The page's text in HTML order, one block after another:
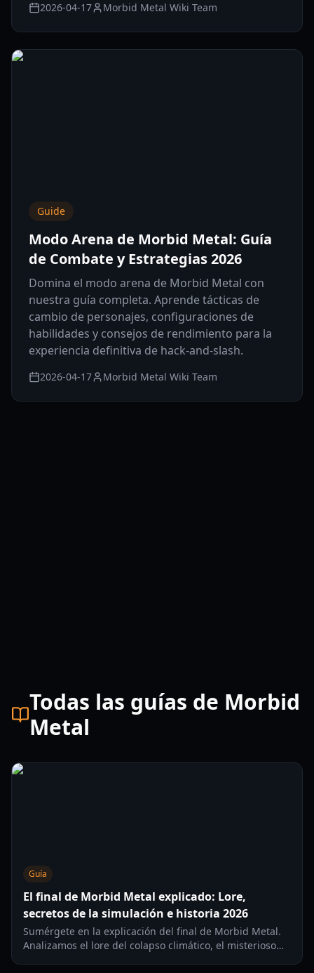
2026-04-17 Morbid Metal Wiki Team
Guide
Modo Arena de Morbid Metal: Guía
de Combate y Estrategias 2026
Domina el modo arena de Morbid Metal con
nuestra guía completa. Aprende tácticas de
cambio de personajes, configuraciones de
habilidades y consejos de rendimiento para la
experiencia definitiva de hack-and-slash.
2026-04-17 Morbid Metal Wiki Team
Todas las guías de Morbid
Metal
Guía
El final de Morbid Metal explicado: Lore,
secretos de la simulación e historia 2026
Sumérgete en la explicación del final de Morbid Metal.
Analizamos el lore del colapso climático, el misterioso